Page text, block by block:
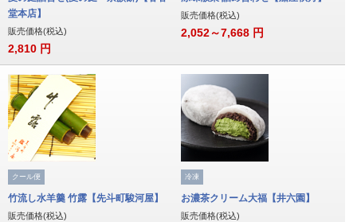
堂本店】
販売価格(税込)
2,810 円
販売価格(税込)
2,052～7,668 円
クール便
竹流し水羊羹 竹露【先斗町駿河屋】
販売価格(税込)
冷凍
お濃茶クリーム大福【井六園】
販売価格(税込)